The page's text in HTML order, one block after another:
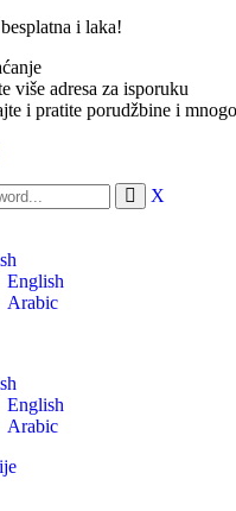
i laka!
više adresa za isporuku
i pratite porudžbine i
X
English
Arabic
English
Arabic